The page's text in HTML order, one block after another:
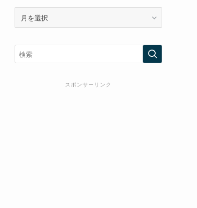
事
＆
検
スポンサーリンク